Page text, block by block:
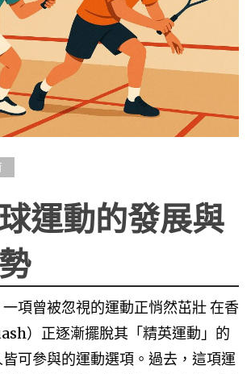
運動的發展與
項曾被忽視的運動正悄然茁壯 在香
）正逐漸擺脫其「精英運動」的
可參與的運動選項。過去，這項運